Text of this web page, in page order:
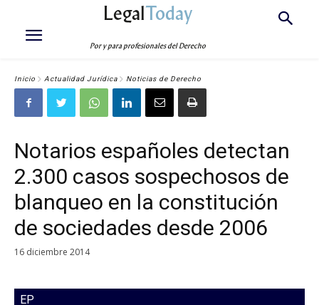
LegalToday
Por y para profesionales del Derecho
Inicio Actualidad Jurídica Noticias de Derecho
Notarios españoles detectan
2.300 casos sospechosos de
blanqueo en la constitución
de sociedades desde 2006
16 diciembre 2014
EP